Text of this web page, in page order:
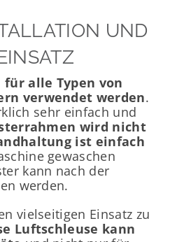
UND
für alle Typen von
verwendet werden.
sehr einfach und
wird nicht
ist einfach
gewaschen
kann nach der
werden.
vielseitigen Einsatz zu
Luftschleuse kann